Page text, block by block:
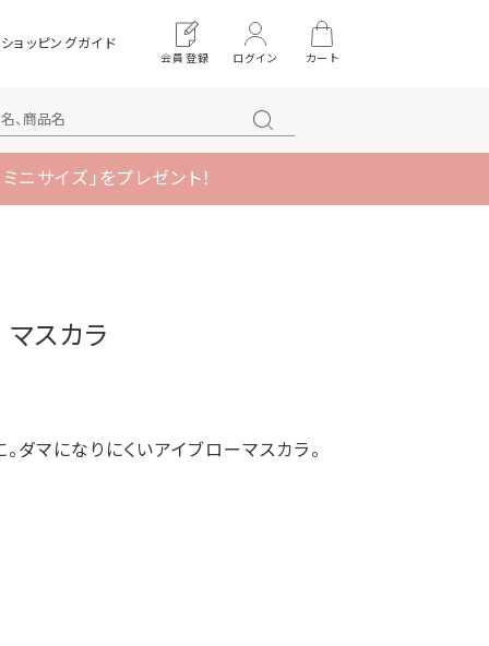
ショッピングガイド
会員登録 ログイン カート
ニサイズ」をプレゼント！
スカラ
ダマになりにくいアイブローマスカラ。